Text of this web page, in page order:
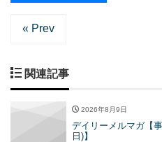
« Prev
関連記事
2026年8月9日
デイリーメルマガ【
日)】